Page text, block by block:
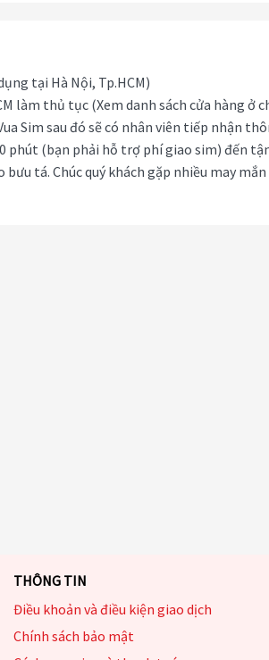
tại Hà Nội, Tp.HCM)
làm thủ tục (Xem danh sách cửa hàng ở
Sim sau đó sẽ có nhân viên tiếp nhận
phút (bạn phải hỗ trợ phí giao sim) đến
tá. Chúc quý khách gặp nhiều may mắn
THÔNG TIN
Điều khoản và điều kiện giao dịch
Chính sách bảo mật